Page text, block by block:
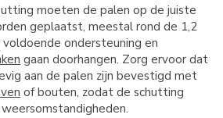
moeten de palen op de juiste
geplaatst, meestal rond de 1,2
ondersteuning en
gaan doorhangen. Zorg ervoor dat
aan de palen zijn bevestigd met
of bouten, zodat de schutting